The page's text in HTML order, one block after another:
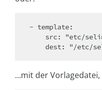
- template:
…mit der